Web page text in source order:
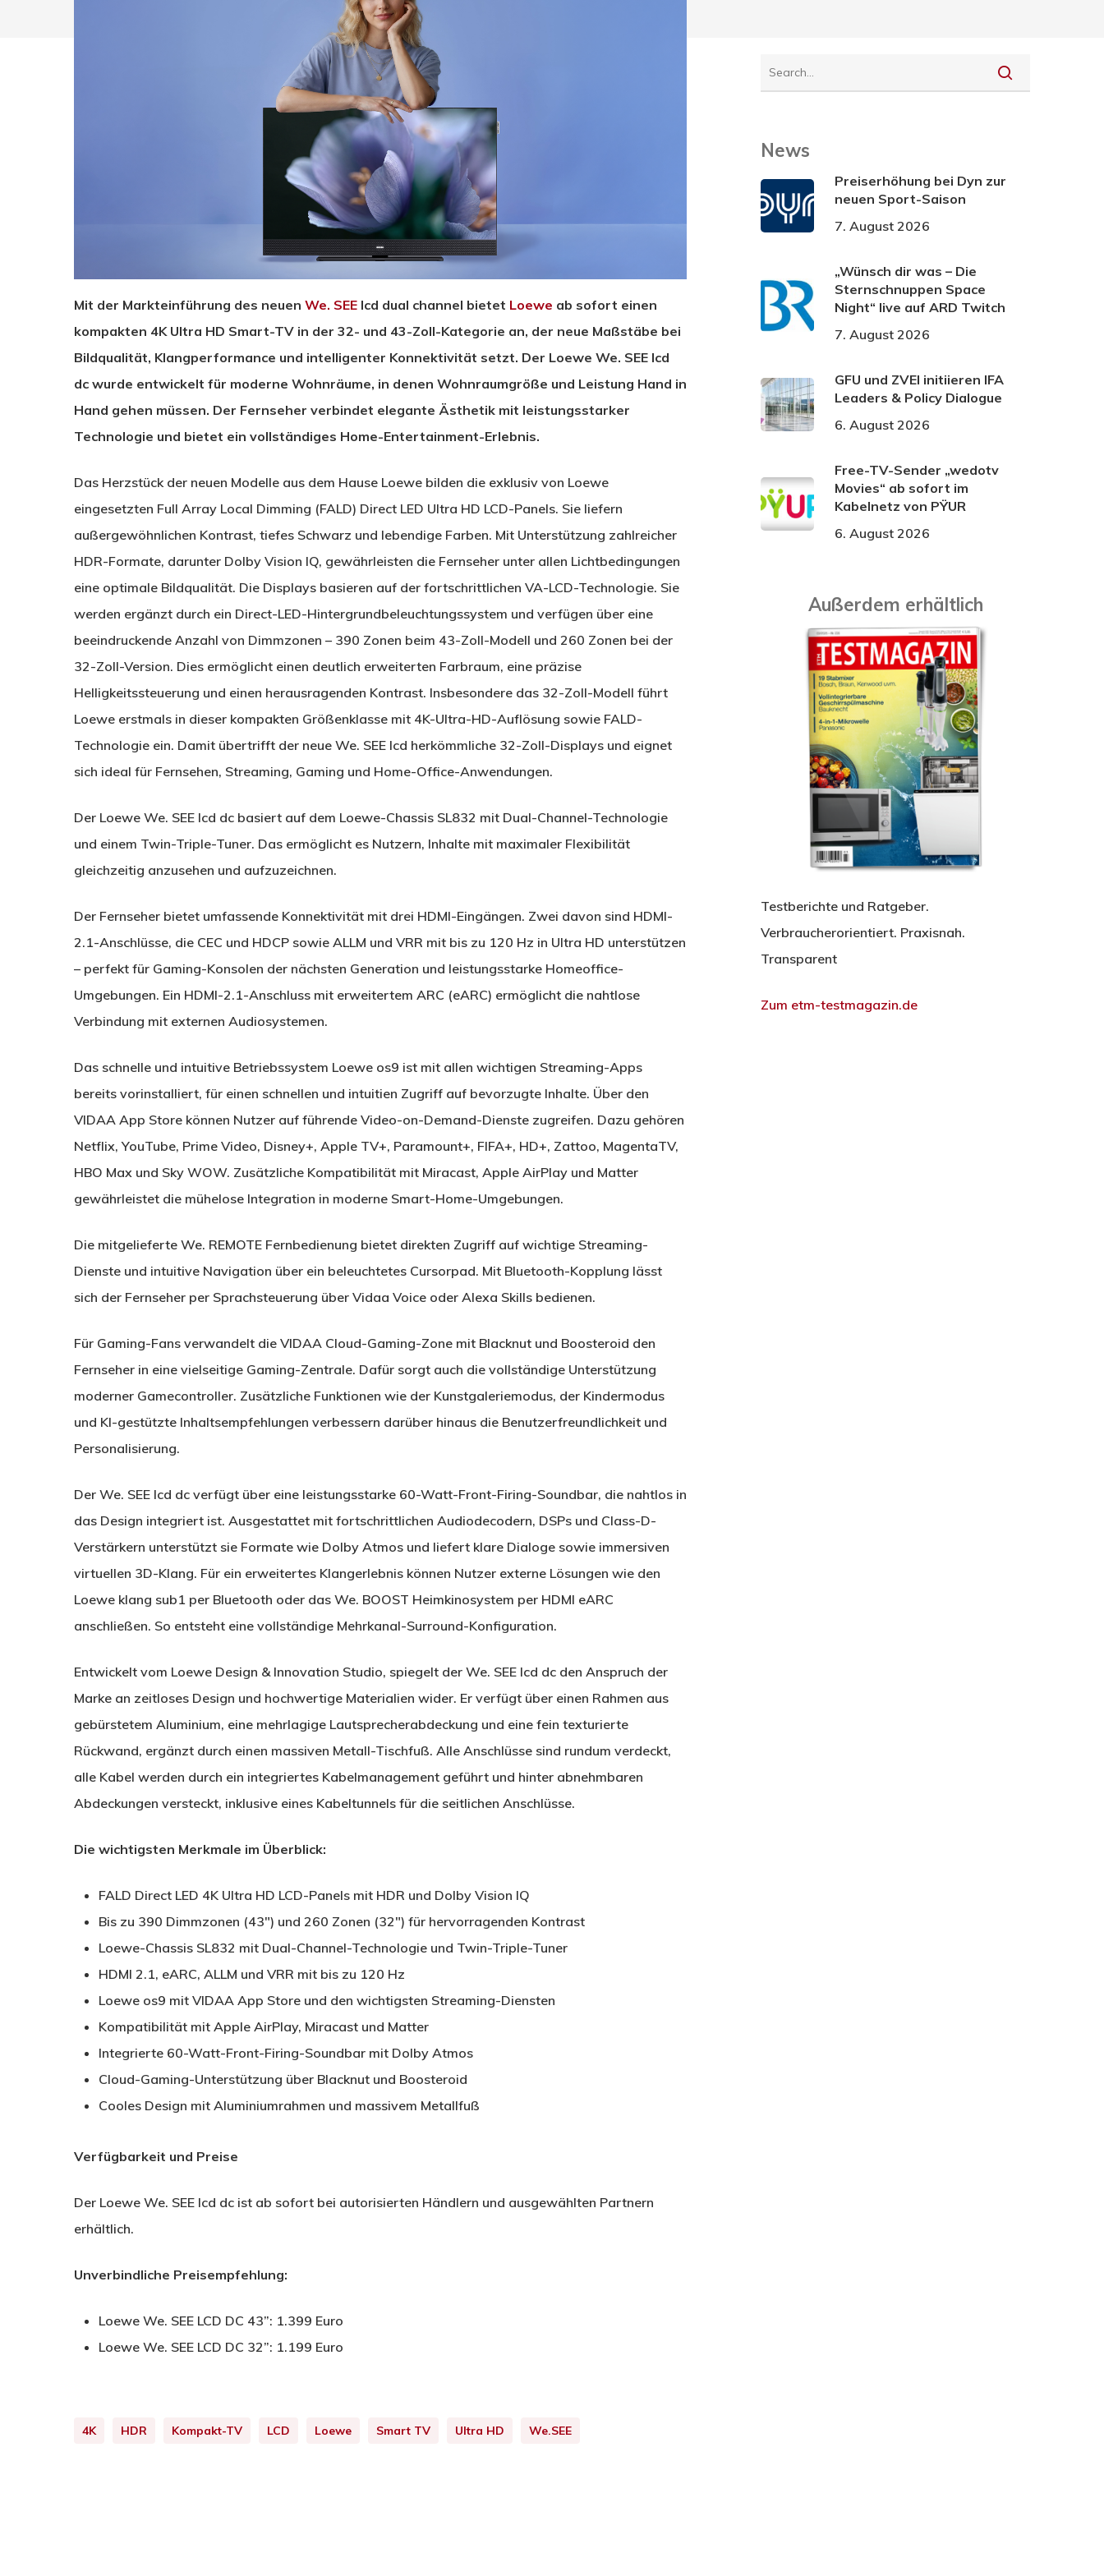
Drücken Sie Enter zum Suchen oder ESC zum Schließen.
Mit der Markteinführung des neuen We. SEE lcd dual channel bietet Loewe ab sofort einen
kompakten 4K Ultra HD Smart-TV in der 32- und 43-Zoll-Kategorie an, der neue Maßstäbe bei
Bildqualität, Klangperformance und intelligenter Konnektivität setzt. Der Loewe We. SEE lcd
dc wurde entwickelt für moderne Wohnräume, in denen Wohnraumgröße und Leistung Hand in
Hand gehen müssen. Der Fernseher verbindet elegante Ästhetik mit leistungsstarker
Technologie und bietet ein vollständiges Home-Entertainment-Erlebnis.
Das Herzstück der neuen Modelle aus dem Hause Loewe bilden die exklusiv von Loewe
eingesetzten Full Array Local Dimming (FALD) Direct LED Ultra HD LCD-Panels. Sie liefern
außergewöhnlichen Kontrast, tiefes Schwarz und lebendige Farben. Mit Unterstützung zahlreicher
HDR-Formate, darunter Dolby Vision IQ, gewährleisten die Fernseher unter allen Lichtbedingungen
eine optimale Bildqualität. Die Displays basieren auf der fortschrittlichen VA-LCD-Technologie. Sie
werden ergänzt durch ein Direct-LED-Hintergrundbeleuchtungssystem und verfügen über eine
beeindruckende Anzahl von Dimmzonen – 390 Zonen beim 43-Zoll-Modell und 260 Zonen bei der
32-Zoll-Version. Dies ermöglicht einen deutlich erweiterten Farbraum, eine präzise
Helligkeitssteuerung und einen herausragenden Kontrast. Insbesondere das 32-Zoll-Modell führt
Loewe erstmals in dieser kompakten Größenklasse mit 4K-Ultra-HD-Auflösung sowie FALD-
Technologie ein. Damit übertrifft der neue We. SEE lcd herkömmliche 32-Zoll-Displays und eignet
sich ideal für Fernsehen, Streaming, Gaming und Home-Office-Anwendungen.
Der Loewe We. SEE lcd dc basiert auf dem Loewe-Chassis SL832 mit Dual-Channel-Technologie
und einem Twin-Triple-Tuner. Das ermöglicht es Nutzern, Inhalte mit maximaler Flexibilität
gleichzeitig anzusehen und aufzuzeichnen.
Der Fernseher bietet umfassende Konnektivität mit drei HDMI-Eingängen. Zwei davon sind HDMI-
2.1-Anschlüsse, die CEC und HDCP sowie ALLM und VRR mit bis zu 120 Hz in Ultra HD unterstützen
– perfekt für Gaming-Konsolen der nächsten Generation und leistungsstarke Homeoffice-
Umgebungen. Ein HDMI-2.1-Anschluss mit erweitertem ARC (eARC) ermöglicht die nahtlose
Verbindung mit externen Audiosystemen.
Das schnelle und intuitive Betriebssystem Loewe os9 ist mit allen wichtigen Streaming-Apps
bereits vorinstalliert, für einen schnellen und intuitien Zugriff auf bevorzugte Inhalte. Über den
VIDAA App Store können Nutzer auf führende Video-on-Demand-Dienste zugreifen. Dazu gehören
Netflix, YouTube, Prime Video, Disney+, Apple TV+, Paramount+, FIFA+, HD+, Zattoo, MagentaTV,
HBO Max und Sky WOW. Zusätzliche Kompatibilität mit Miracast, Apple AirPlay und Matter
gewährleistet die mühelose Integration in moderne Smart-Home-Umgebungen.
Die mitgelieferte We. REMOTE Fernbedienung bietet direkten Zugriff auf wichtige Streaming-
Dienste und intuitive Navigation über ein beleuchtetes Cursorpad. Mit Bluetooth-Kopplung lässt
sich der Fernseher per Sprachsteuerung über Vidaa Voice oder Alexa Skills bedienen.
Für Gaming-Fans verwandelt die VIDAA Cloud-Gaming-Zone mit Blacknut und Boosteroid den
Fernseher in eine vielseitige Gaming-Zentrale. Dafür sorgt auch die vollständige Unterstützung
moderner Gamecontroller. Zusätzliche Funktionen wie der Kunstgaleriemodus, der Kindermodus
und KI-gestützte Inhaltsempfehlungen verbessern darüber hinaus die Benutzerfreundlichkeit und
Personalisierung.
Der We. SEE lcd dc verfügt über eine leistungsstarke 60-Watt-Front-Firing-Soundbar, die nahtlos in
das Design integriert ist. Ausgestattet mit fortschrittlichen Audiodecodern, DSPs und Class-D-
Verstärkern unterstützt sie Formate wie Dolby Atmos und liefert klare Dialoge sowie immersiven
virtuellen 3D-Klang. Für ein erweitertes Klangerlebnis können Nutzer externe Lösungen wie den
Loewe klang sub1 per Bluetooth oder das We. BOOST Heimkinosystem per HDMI eARC
anschließen. So entsteht eine vollständige Mehrkanal-Surround-Konfiguration.
Entwickelt vom Loewe Design & Innovation Studio, spiegelt der We. SEE lcd dc den Anspruch der
Marke an zeitloses Design und hochwertige Materialien wider. Er verfügt über einen Rahmen aus
gebürstetem Aluminium, eine mehrlagige Lautsprecherabdeckung und eine fein texturierte
Rückwand, ergänzt durch einen massiven Metall-Tischfuß. Alle Anschlüsse sind rundum verdeckt,
alle Kabel werden durch ein integriertes Kabelmanagement geführt und hinter abnehmbaren
Abdeckungen versteckt, inklusive eines Kabeltunnels für die seitlichen Anschlüsse.
Die wichtigsten Merkmale im Überblick:
FALD Direct LED 4K Ultra HD LCD-Panels mit HDR und Dolby Vision IQ
Bis zu 390 Dimmzonen (43″) und 260 Zonen (32″) für hervorragenden Kontrast
Loewe-Chassis SL832 mit Dual-Channel-Technologie und Twin-Triple-Tuner
HDMI 2.1, eARC, ALLM und VRR mit bis zu 120 Hz
Loewe os9 mit VIDAA App Store und den wichtigsten Streaming-Diensten
Kompatibilität mit Apple AirPlay, Miracast und Matter
Integrierte 60-Watt-Front-Firing-Soundbar mit Dolby Atmos
Cloud-Gaming-Unterstützung über Blacknut und Boosteroid
Cooles Design mit Aluminiumrahmen und massivem Metallfuß
Verfügbarkeit und Preise
Der Loewe We. SEE lcd dc ist ab sofort bei autorisierten Händlern und ausgewählten Partnern
erhältlich.
Unverbindliche Preisempfehlung:
Loewe We. SEE LCD DC 43”: 1.399 Euro
Loewe We. SEE LCD DC 32”: 1.199 Euro
News
Preiserhöhung bei Dyn zur
neuen Sport-Saison
7. August 2026
„Wünsch dir was – Die
Sternschnuppen Space
Night“ live auf ARD Twitch
7. August 2026
GFU und ZVEI initiieren IFA
Leaders & Policy Dialogue
6. August 2026
Free-TV-Sender „wedotv
Movies“ ab sofort im
Kabelnetz von PŸUR
6. August 2026
Außerdem erhältlich
Testberichte und Ratgeber.
Verbraucherorientiert. Praxisnah.
Transparent
Zum etm-testmagazin.de
4K HDR Kompakt-TV LCD Loewe Smart TV Ultra HD We.SEE